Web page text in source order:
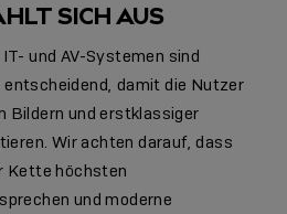
SICH AUS
und AV-Systemen sind
damit die Nutzer
Bildern und erstklassiger
Wir achten darauf, dass
Kette höchsten
und moderne